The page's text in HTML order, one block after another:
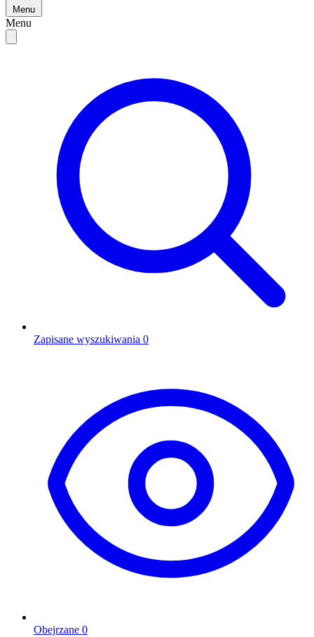
Menu
Menu
Zapisane wyszukiwania 0
Obejrzane 0